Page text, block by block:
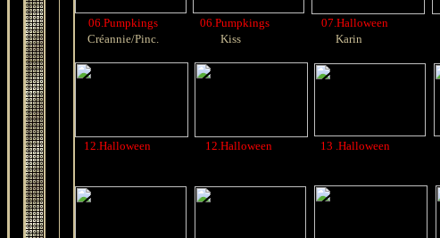
06.Pumpkings 06.Pumpkings 07.Halloween
Créannie/Pinc.
Kiss Karin
12.Halloween 12.Halloween 13 .Halloween